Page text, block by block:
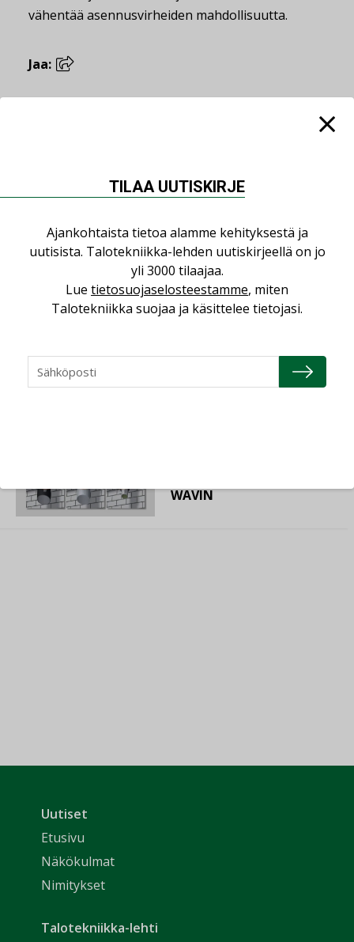
vähentää asennusvirheiden mahdollisuutta.
Jaa:
22.04.2026
HALLINTAJÄRJESTELMÄ
EG
ILMASTOINTITEKNIIKAN
WAVIN
Uutiset
Etusivu
Näkökulmat
Nimitykset
Talotekniikka-lehti
TILAA UUTISKIRJE
Ajankohtaista tietoa alamme kehityksestä ja
uutisista. Talotekniikka-lehden uutiskirjeellä on jo
yli 3000 tilaajaa.
Lue tietosuojaselosteestamme, miten
Talotekniikka suojaa ja käsittelee tietojasi.